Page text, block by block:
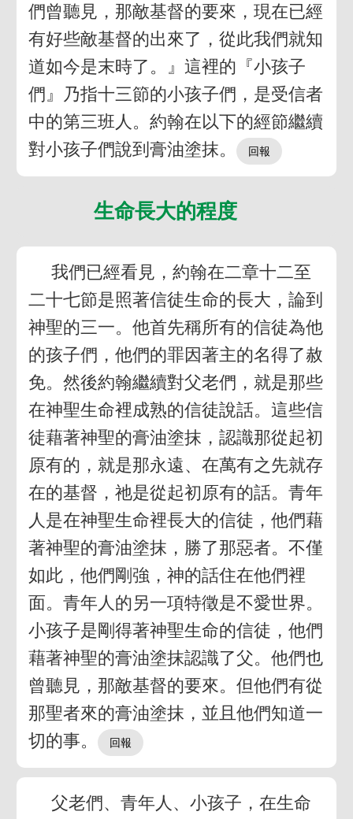
們曾聽見，那敵基督的要來，現在已經
有好些敵基督的出來了，從此我們就知
道如今是末時了。』這裡的『小孩子
們』乃指十三節的小孩子們，是受信者
中的第三班人。約翰在以下的經節繼續
對小孩子們說到膏油塗抹。
生命長大的程度
我們已經看見，約翰在二章十二至
二十七節是照著信徒生命的長大，論到
神聖的三一。他首先稱所有的信徒為他
的孩子們，他們的罪因著主的名得了赦
免。然後約翰繼續對父老們，就是那些
在神聖生命裡成熟的信徒說話。這些信
徒藉著神聖的膏油塗抹，認識那從起初
原有的，就是那永遠、在萬有之先就存
在的基督，祂是從起初原有的話。青年
人是在神聖生命裡長大的信徒，他們藉
著神聖的膏油塗抹，勝了那惡者。不僅
如此，他們剛強，神的話住在他們裡
面。青年人的另一項特徵是不愛世界。
小孩子是剛得著神聖生命的信徒，他們
藉著神聖的膏油塗抹認識了父。他們也
曾聽見，那敵基督的要來。但他們有從
那聖者來的膏油塗抹，並且他們知道一
切的事。
父老們、青年人、小孩子，在生命